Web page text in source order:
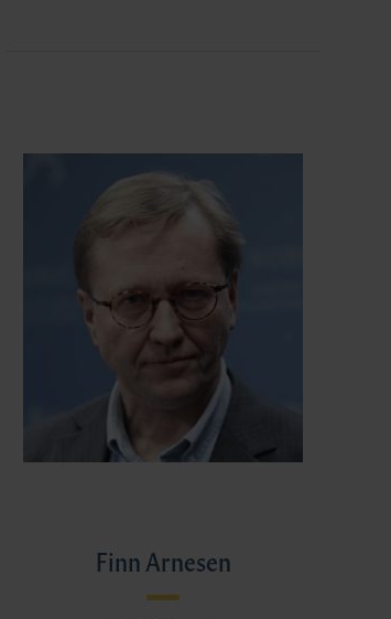
Finn Arnesen